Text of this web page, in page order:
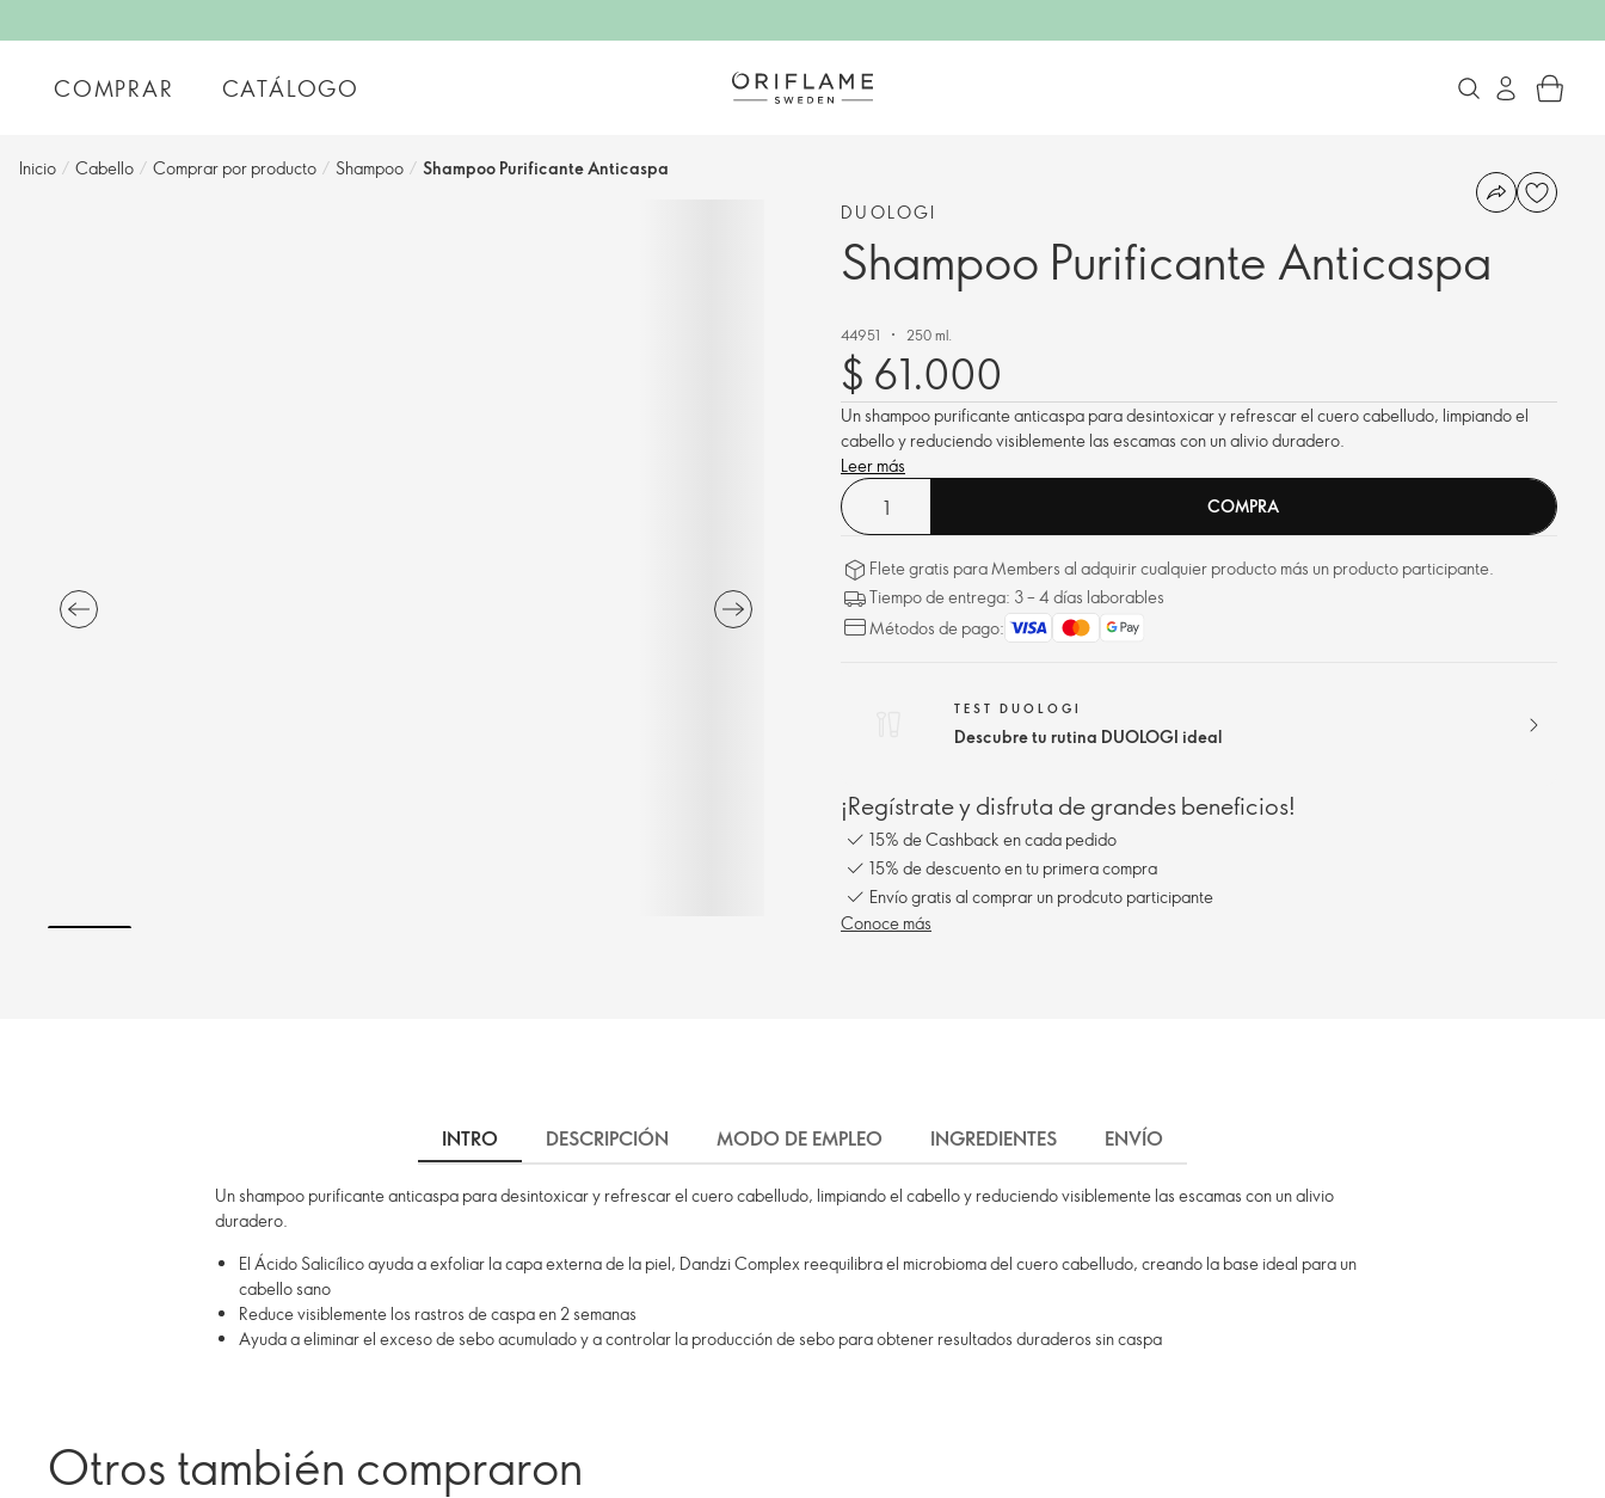
COMPRAR CATÁLOGO
Inicio / Cabello / Comprar por producto / Shampoo / Shampoo Purificante Anticaspa
DUOLOGI
Shampoo Purificante Anticaspa
44951 250 ml.
$ 61.000
Un shampoo purificante anticaspa para desintoxicar y refrescar el cuero cabelludo, limpiando el
cabello y reduciendo visiblemente las escamas con un alivio duradero.
Leer más
COMPRA
Flete gratis para Members al adquirir cualquier producto más un producto participante.
Tiempo de entrega: 3 – 4 días laborables
Métodos de pago:
TEST DUOLOGI
Descubre tu rutina DUOLOGI ideal
¡Regístrate y disfruta de grandes beneficios!
15% de Cashback en cada pedido
15% de descuento en tu primera compra
Envío gratis al comprar un prodcuto participante
Conoce más
INTRO DESCRIPCIÓN MODO DE EMPLEO INGREDIENTES ENVÍO
Un shampoo purificante anticaspa para desintoxicar y refrescar el cuero cabelludo, limpiando el cabello y reduciendo visiblemente las escamas con un alivio
duradero.
El Ácido Salicílico ayuda a exfoliar la capa externa de la piel, Dandzi Complex reequilibra el microbioma del cuero cabelludo, creando la base ideal para un
cabello sano
Reduce visiblemente los rastros de caspa en 2 semanas
Ayuda a eliminar el exceso de sebo acumulado y a controlar la producción de sebo para obtener resultados duraderos sin caspa
Otros también compraron